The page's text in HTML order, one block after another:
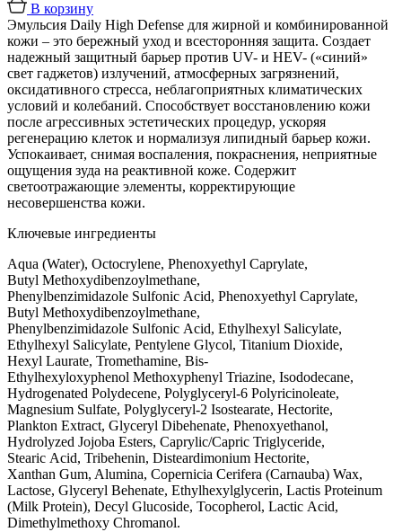
В корзину
Эмульсия Daily High Defense для жирной и комбинированной
кожи – это бережный уход и всесторонняя защита. Создает
надежный защитный барьер против UV- и HEV- («синий»
свет гаджетов) излучений, атмосферных загрязнений,
оксидативного стресса, неблагоприятных климатических
условий и колебаний. Способствует восстановлению кожи
после агрессивных эстетических процедур, ускоряя
регенерацию клеток и нормализуя липидный барьер кожи.
Успокаивает, снимая воспаления, покраснения, неприятные
ощущения зуда на реактивной коже. Содержит
светоотражающие элементы, корректирующие
несовершенства кожи.
Ключевые ингредиенты
Aqua (Water), Octocrylene, Phenoxyethyl Caprylate,
Butyl Methoxydibenzoylmethane,
Phenylbenzimidazole Sulfonic Acid, Phenoxyethyl Caprylate,
Butyl Methoxydibenzoylmethane,
Phenylbenzimidazole Sulfonic Acid, Ethylhexyl Salicylate,
Ethylhexyl Salicylate, Pentylene Glycol, Titanium Dioxide,
Hexyl Laurate, Tromethamine, Bis-
Ethylhexyloxyphenol Methoxyphenyl Triazine, Isododecane,
Hydrogenated Polydecene, Polyglyceryl-6 Polyricinoleate,
Magnesium Sulfate, Polyglyceryl-2 Isostearate, Hectorite,
Plankton Extract, Glyceryl Dibehenate, Phenoxyethanol,
Hydrolyzed Jojoba Esters, Caprylic/Capric Triglyceride,
Stearic Acid, Tribehenin, Disteardimonium Hectorite,
Xanthan Gum, Alumina, Copernicia Cerifera (Carnauba) Wax,
Lactose, Glyceryl Behenate, Ethylhexylglycerin, Lactis Proteinum
(Milk Protein), Decyl Glucoside, Tocopherol, Lactic Acid,
Dimethylmethoxy Chromanol.